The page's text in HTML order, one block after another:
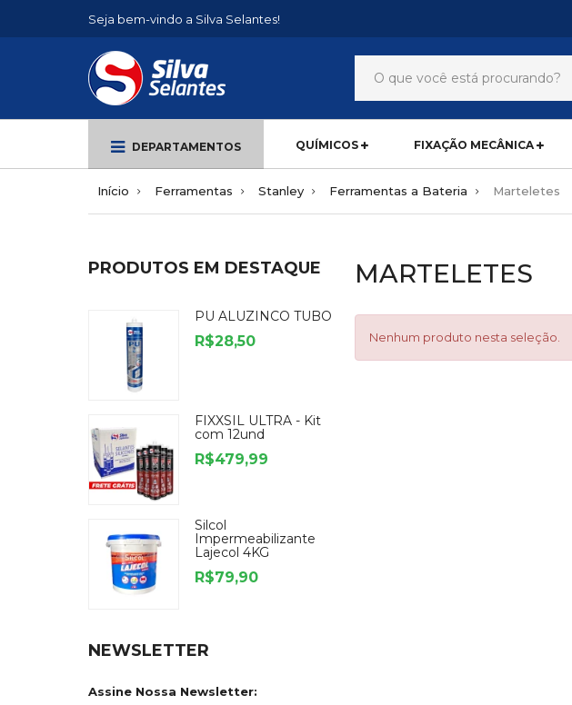
Seja bem-vindo a Silva Selantes!
DEPARTAMENTOS QUÍMICOS FIXAÇÃO MECÂNICA
Início Ferramentas Stanley Ferramentas a Bateria Marteletes
PRODUTOS EM DESTAQUE
PU ALUZINCO TUBO
R$28,50
FIXXSIL ULTRA - Kit
com 12und
R$479,99
Silcol
Impermeabilizante
Lajecol 4KG
R$79,90
NEWSLETTER
Assine Nossa Newsletter:
MARTELETES
Nenhum produto nesta seleção.